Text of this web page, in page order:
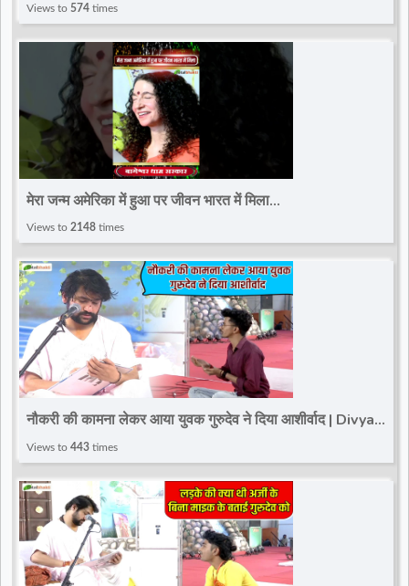
Divya Darbar | Paschim Vihar
Views to 574 times
मेरा जन्म अमेरिका में हुआ पर जीवन भारत में मिला
#bageshwardhamsarkar #ytshort
#bageshwar_dham_sarkar
Views to 2148 times
नौकरी की कामना लेकर आया युवक गुरुदेव ने दिया आशीर्वाद | Divya
Darbar | Bageshwar Dham~Paschim Vihar
Views to 443 times